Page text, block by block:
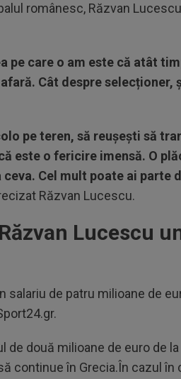
românesc, Răzvan
pe care o am este că atât
Cât despre selecționer,
pe teren, să reușești să
este o fericire imensă. O
Cel mult poate ai parte
Răzvan Lucescu.
Lucescu
salariu de patru milioane de
două milioane de euro de la
continue în Grecia.În cazul în